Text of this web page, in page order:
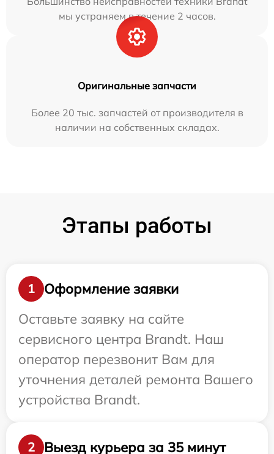
мы устраняем в течение 2 часов.
Оригинальные запчасти
Более 20 тыс. запчастей от производителя в
наличии на собственных складах.
Этапы работы
1
Оформление заявки
Оставьте заявку на сайте
сервисного центра Brandt. Наш
оператор перезвонит Вам для
уточнения деталей ремонта Вашего
устройства Brandt.
2
Выезд курьера за 35 минут